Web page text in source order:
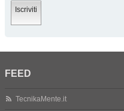
Iscriviti
FEED
TecnikaMente.it